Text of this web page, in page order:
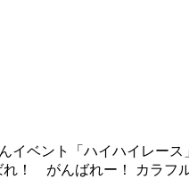
ベント「ハイハイレー
！ がんばれー！ カラフ